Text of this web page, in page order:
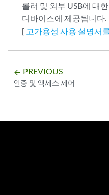
롤러 및 외부 USB에 대
디바이스에 제공됩니다.
[ 고가용성 사용 설명서
arrow_backward PREVIOUS
인증 및 액세스 제어